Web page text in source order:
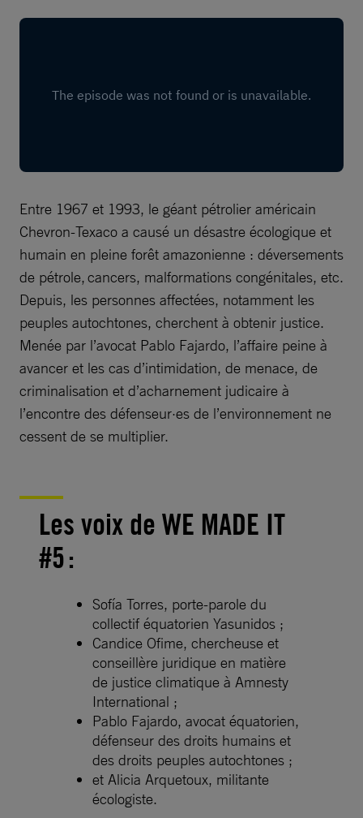
Entre 1967 et 1993, le géant pétrolier américain
Chevron-Texaco a causé un désastre écologique et
humain en pleine forêt amazonienne : déversements
de pétrole, cancers, malformations congénitales, etc.
Depuis, les personnes affectées, notamment les
peuples autochtones, cherchent à obtenir justice.
Menée par l’avocat Pablo Fajardo, l’affaire peine à
avancer et les cas d’intimidation, de menace, de
criminalisation et d’acharnement judicaire à
l’encontre des défenseur·es de l’environnement ne
cessent de se multiplier. ​
Les voix de WE MADE IT
#5 :
Sofía Torres, porte-parole du
collectif équatorien Yasunidos ;
Candice Ofime, chercheuse et
conseillère juridique en matière
de justice climatique à Amnesty
International ;
Pablo Fajardo, avocat équatorien,
défenseur des droits humains et
des droits peuples autochtones ;
et Alicia Arquetoux, militante
écologiste.